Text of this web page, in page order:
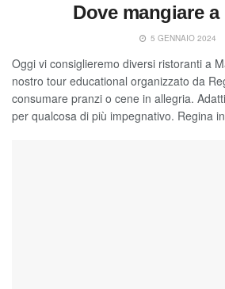
Dove mangiare a
5 GENNAIO 2024
Oggi vi consiglieremo diversi ristoranti a
nostro tour educational organizzato da
consumare pranzi o cene in allegria.
per qualcosa di più impegnativo. Regina